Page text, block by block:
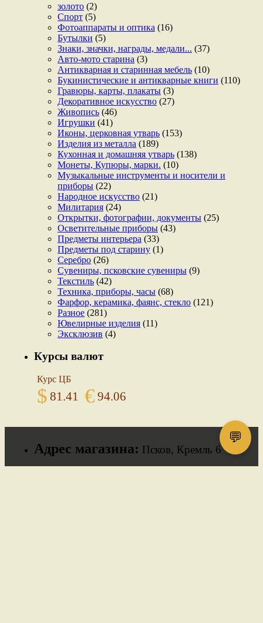
золото (2)
Спорт (5)
Фотоаппараты и оптика (16)
Бутылки (5)
Знаки, значки, награды, медали... (37)
Авто-мото старина (3)
Антикварная и старинная мебель (10)
Букинистические и антикварные книги (110)
Гравюры, карты, плакаты (3)
Декоративное искусство (27)
Живопись (46)
Игрушки (41)
Иконы, церковная утварь (153)
Изделия из металла (189)
Кухонная и домашняя утварь (138)
Монеты, Купюры, марки. (10)
Музыкальные инструменты и носители и
приборы (22)
Народное искусство (21)
Милитария (24)
Открытки, фотографии, документы (25)
Осветительные приборы (43)
Предметы интерьера (33)
Предметы под старину (1)
Серебро (26)
Сувениры, псковские сувениры (9)
Текстиль (42)
Техника, приборы, часы (68)
Фарфор, керамика, фаянс, стекло (121)
Разное (281)
Ювелирные изделия (11)
Эксклюзив (4)
Курсы валют
Курс ЦБ
$ 81.41 € 94.06
Адрес магазина: Псков, Кремль 6
💬